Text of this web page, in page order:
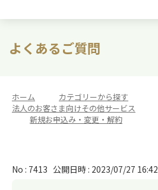
よくあるご質問
ホーム カテゴリーから探す
法人のお客さま向けその他サービス
新規お申込み・変更・解約
No : 7413 公開日時 : 2023/07/27 16:42